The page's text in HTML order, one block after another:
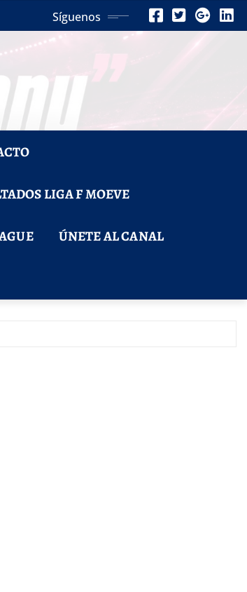
Síguenos
LIGA F MOEVE
ÚNETE AL CANAL